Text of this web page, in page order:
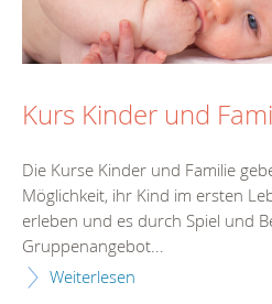
Kurs Kinder und
Die Kurse Kinder und Familie
Möglichkeit, ihr Kind im ersten
erleben und es durch Spiel und
Gruppenangebot...
Weiterlesen